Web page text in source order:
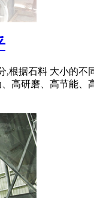
根据石料 大小的
高研磨、高节能、